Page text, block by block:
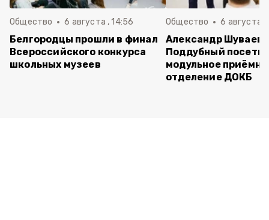
Общество 6 августа , 14:56
Белгородцы прошли в финал
Всероссийского конкурса
школьных музеев
Общество 6 августа ,
Александр Шуваев
Поддубный
модульное
отделение ДОКБ